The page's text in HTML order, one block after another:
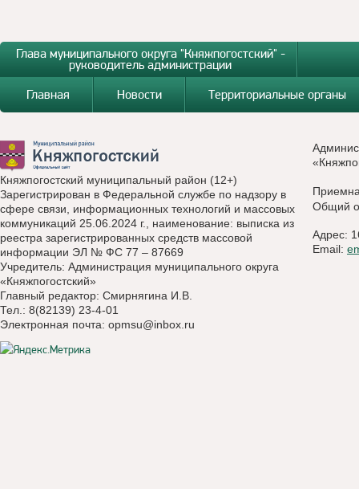
Глава муниципального округа "Княжпогостский" -
руководитель администрации
Главная
Новости Территориальные органы
Княжпогостский муниципальный район (12+)
Зарегистрирован в Федеральной службе по надзору в
сфере связи, информационных технологий и массовых
коммуникаций 25.06.2024 г., наименование: выписка из
реестра зарегистрированных средств массовой
информации ЭЛ № ФС 77 – 87669
Учредитель: Администрация муниципального округа
«Княжпогостский»
Главный редактор: Смирнягина И.В.
Тел.: 8(82139) 23-4-01
Электронная почта: opmsu@inbox.ru
Общий
Адрес:
Email: